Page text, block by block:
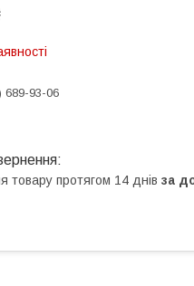
689-93-06
товару протягом 14 днів за